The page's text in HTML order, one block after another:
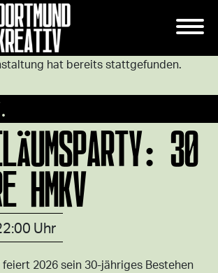
hat bereits stattgefunden.
30
HMKV
Uhr
feiert 2026 sein 30-jähriges Bestehen